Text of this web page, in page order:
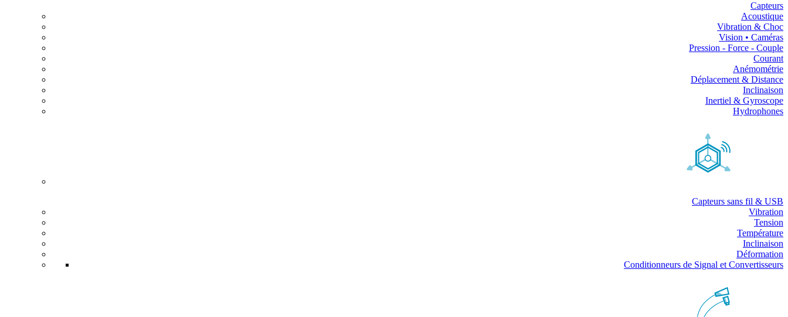
Capteurs
Acoustique
Vibration & Choc
Vision • Caméras
Pression - Force - Couple
Courant
Anémométrie
Déplacement & Distance
Inclinaison
Inertiel & Gyroscope
Hydrophones
Capteurs sans fil & USB
Vibration
Tension
Température
Inclinaison
Déformation
Conditionneurs de Signal et Convertisseurs